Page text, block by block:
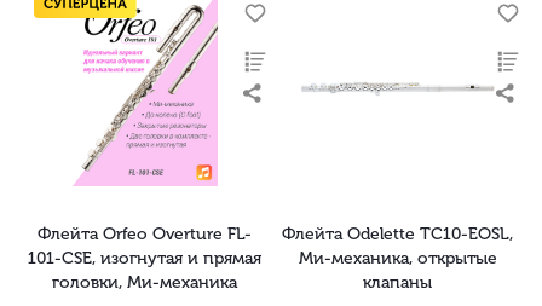
Флейта Orfeo Overture FL-
101-CSE, изогнутая и прямая
головки, Ми-механика
Флейта Odelette TC10-EOSL,
Ми-механика, открытые
клапаны